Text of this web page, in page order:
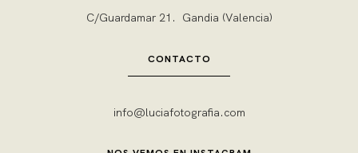
C/Guardamar 21. Gandia (Valencia)
CONTACTO
info@luciafotografia.com